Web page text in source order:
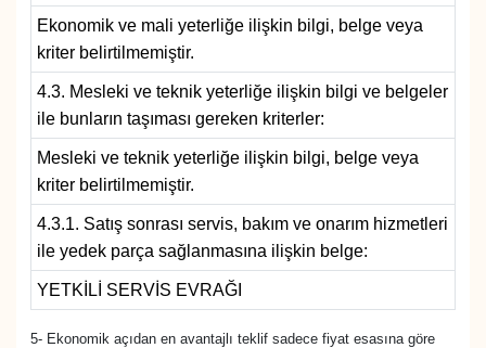
Ekonomik ve mali yeterliğe ilişkin bilgi, belge veya
kriter belirtilmemiştir.
4.3. Mesleki ve teknik yeterliğe ilişkin bilgi ve belgeler
ile bunların taşıması gereken kriterler:
Mesleki ve teknik yeterliğe ilişkin bilgi, belge veya
kriter belirtilmemiştir.
4.3.1. Satış sonrası servis, bakım ve onarım hizmetleri
ile yedek parça sağlanmasına ilişkin belge:
YETKİLİ SERVİS EVRAĞI
5- Ekonomik açıdan en avantajlı teklif sadece fiyat esasına göre
Turizm
VAN'DA SPOR
Vasıta
YAŞAM
YEREL